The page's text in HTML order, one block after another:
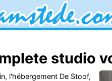
studio
l'hébergement De Stoof,